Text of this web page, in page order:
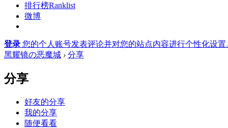
排行榜Ranklist
微博
登录 您的个人账号发表评论并对您的站点内容进行个性化设置
黑耀镜の恶魔城 › 分享
分享
好友的分享
我的分享
随便看看